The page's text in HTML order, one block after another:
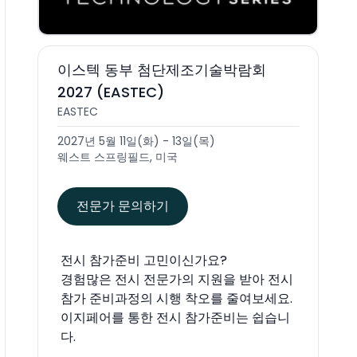
이스텍 동부 첨단제조기술박람회
2027 (EASTEC)
EASTEC
2027년 5월 11일(화) - 13일(목)
웨스트 스프링필드, 미국
전문가 문의하기
전시 참가준비 고민이신가요?
경험많은 전시 전문가의 지원을 받아 전시
참가 준비과정의 시행 착오를 줄여보세요.
이지페어를 통한 전시 참가준비는 쉽습니
다.